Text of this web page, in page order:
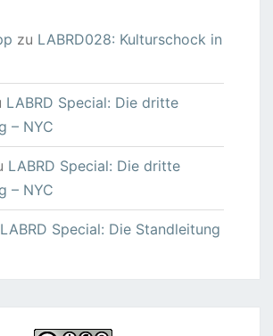
zu LABRD028: Kulturschock in
LABRD Special: Die dritte
– NYC
LABRD Special: Die dritte
– NYC
LABRD Special: Die Standleitung